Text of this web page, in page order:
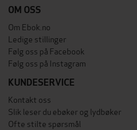
OM OSS
Om Ebok.no
Ledige stillinger
Følg oss på Facebook
Følg oss på Instagram
KUNDESERVICE
Kontakt oss
Slik leser du ebøker og lydbøker
Ofte stilte spørsmål